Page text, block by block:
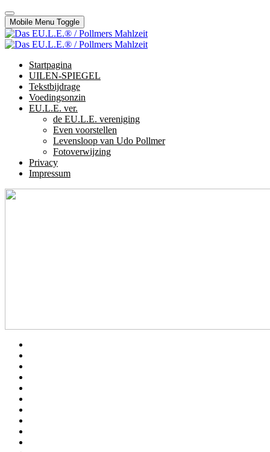
Mobile Menu Toggle
Startpagina
UILEN-SPIEGEL
Tekstbijdrage
Voedingsonzin
EU.L.E. ver.
de EU.L.E. vereniging
Even voorstellen
Levensloop van Udo Pollmer
Fotoverwijzing
Privacy
Impressum